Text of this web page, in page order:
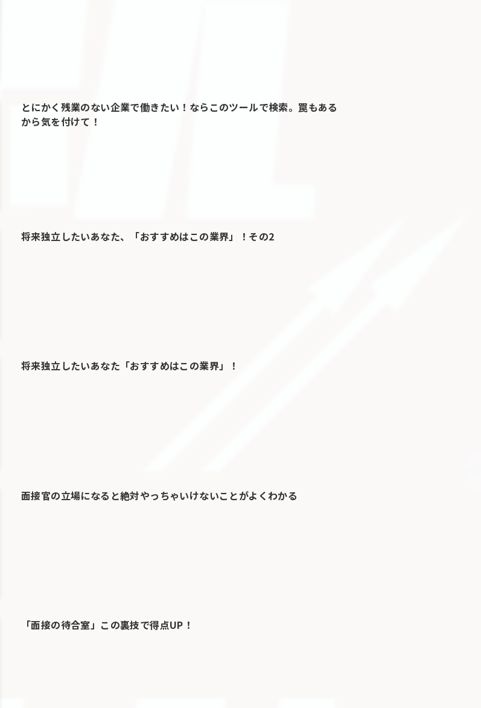
とにかく残業のない企業で働きたい！ならこのツールで検索。罠もある
から気を付けて！
将来独立したいあなた、「おすすめはこの業界」！その2
将来独立したいあなた「おすすめはこの業界」！
面接官の立場になると絶対やっちゃいけないことがよくわかる
「面接の待合室」この裏技で得点UP！